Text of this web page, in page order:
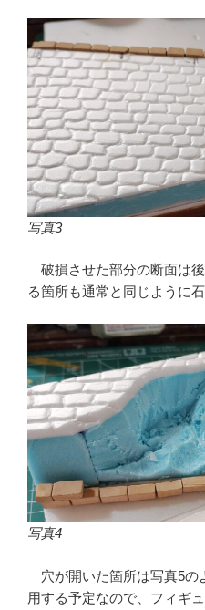
写真3
破損させた部分の断面は
る箇所も通常と同じように
写真4
穴が開いた箇所は写真5の
用する予定なので、フィギ